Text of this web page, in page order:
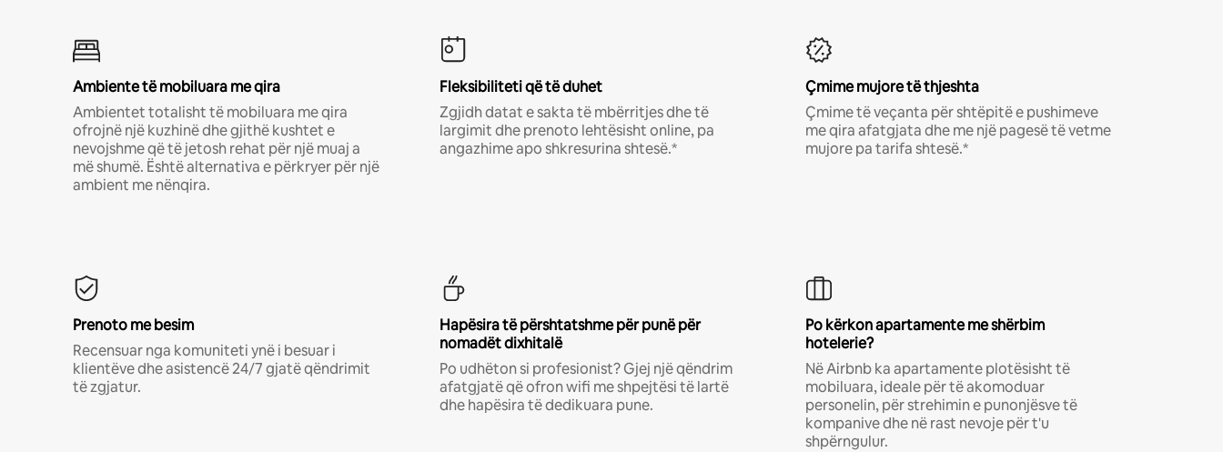
Ambiente të mobiluara me qira
Ambientet totalisht të mobiluara me qira
ofrojnë një kuzhinë dhe gjithë kushtet e
nevojshme që të jetosh rehat për një muaj a
më shumë. Është alternativa e përkryer për një
ambient me nënqira.
Fleksibiliteti që të duhet
Zgjidh datat e sakta të mbërritjes dhe të
largimit dhe prenoto lehtësisht online, pa
angazhime apo shkresurina shtesë.*
Çmime mujore të thjeshta
Çmime të veçanta për shtëpitë e pushimeve
me qira afatgjata dhe me një pagesë të vetme
mujore pa tarifa shtesë.*
Prenoto me besim
Recensuar nga komuniteti ynë i besuar i
klientëve dhe asistencë 24/7 gjatë qëndrimit
të zgjatur.
Hapësira të përshtatshme për punë për
nomadët dixhitalë
Po udhëton si profesionist? Gjej një qëndrim
afatgjatë që ofron wifi me shpejtësi të lartë
dhe hapësira të dedikuara pune.
Po kërkon apartamente me shërbim
hotelerie?
Në Airbnb ka apartamente plotësisht të
mobiluara, ideale për të akomoduar
personelin, për strehimin e punonjësve të
kompanive dhe në rast nevoje për t'u
shpërngulur.